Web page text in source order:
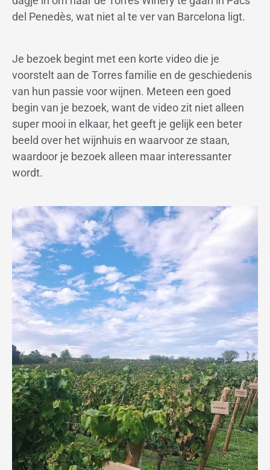
del Penedès, wat niet al te ver van Barcelona ligt.
Je bezoek begint met een korte video die je
voorstelt aan de Torres familie en de geschiedenis
van hun passie voor wijnen. Meteen een goed
begin van je bezoek, want de video zit niet alleen
super mooi in elkaar, het geeft je gelijk een beter
beeld over het wijnhuis en waarvoor ze staan,
waardoor je bezoek alleen maar interessanter
wordt.